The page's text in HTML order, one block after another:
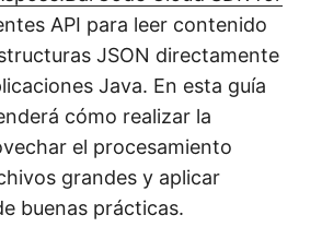
API para leer contenido
JSON directamente
Java. En esta guía
cómo realizar la
el procesamiento
grandes y aplicar
buenas prácticas.